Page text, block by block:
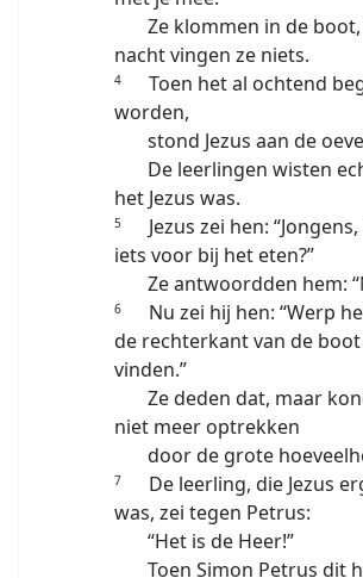
Ze klommen in de
nacht vingen ze niets.
4
Toen het al ochtend
worden,
stond Jezus aan de
De leerlingen wisten
het Jezus was.
5
Jezus zei hen:
iets voor bij het eten?”
Ze antwoordden hem:
6
Nu zei hij hen: “Werp
de rechterkant van de
vinden.”
Ze deden dat, maar
niet meer optrekken
door de grote
7
De leerling, die Jezus
was, zei tegen Petrus:
“Het is de Heer!”
Toen Simon Petrus dit